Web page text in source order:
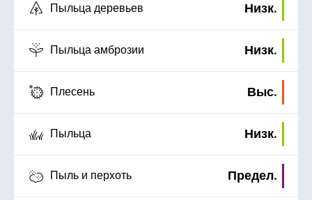
Пыльца деревьев Низк.
Пыльца амброзии Низк.
Плесень Выс.
Пыльца Низк.
Пыль и перхоть Предел.